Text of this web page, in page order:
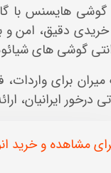
هایسنس با
دقیق، امن و
گوشی های
برای واردات،
درخور ایرانیان،
مشاهده و خرید